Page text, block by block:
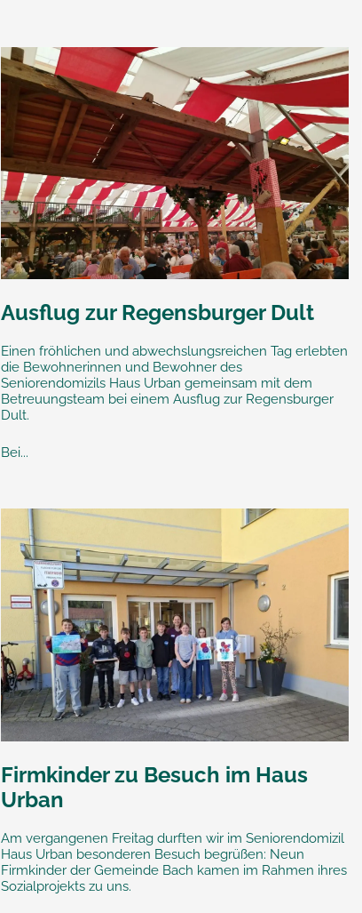
Ausflug zur Regensburger Dult
Einen fröhlichen und abwechslungsreichen Tag erlebten
die Bewohnerinnen und Bewohner des
Seniorendomizils Haus Urban gemeinsam mit dem
Betreuungsteam bei einem Ausflug zur Regensburger
Dult.
Bei...
Firmkinder zu Besuch im Haus
Urban
Am vergangenen Freitag durften wir im Seniorendomizil
Haus Urban besonderen Besuch begrüßen: Neun
Firmkinder der Gemeinde Bach kamen im Rahmen ihres
Sozialprojekts zu uns.